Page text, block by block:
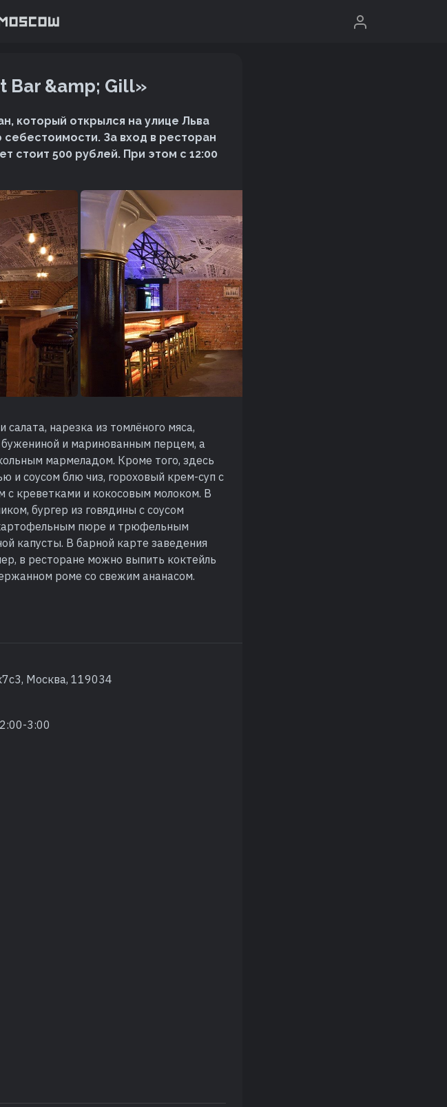
Bar &amp; Gill»
который открылся на улице Льва
За вход в ресторан
стоит 500 рублей. При этом с 12:00
нарезка из томлёного мяса,
бужениной и маринованным перцем, а
мармеладом. Кроме того, здесь
и соусом блю чиз, гороховый крем-суп с
креветками и кокосовым молоком. В
бургер из говядины с соусом
пюре и трюфельным
капусты. В барной карте заведения
в ресторане можно выпить коктейль
роме со свежим ананасом.
Москва, 119034
3:00